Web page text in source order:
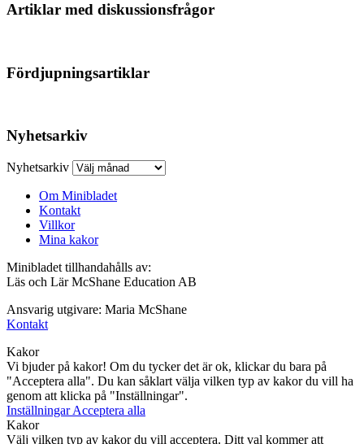
Artiklar med diskussionsfrågor
Fördjupningsartiklar
Nyhetsarkiv
Nyhetsarkiv
Om Minibladet
Kontakt
Villkor
Mina kakor
Minibladet tillhandahålls av:
Läs och Lär McShane Education AB
Ansvarig utgivare: Maria McShane
Kontakt
Kakor
Vi bjuder på kakor! Om du tycker det är ok, klickar du bara på
"Acceptera alla". Du kan såklart välja vilken typ av kakor du vill ha
genom att klicka på "Inställningar".
InställningarAcceptera alla
Kakor
Välj vilken typ av kakor du vill acceptera. Ditt val kommer att